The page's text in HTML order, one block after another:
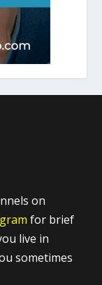
on
for brief
live in
sometimes